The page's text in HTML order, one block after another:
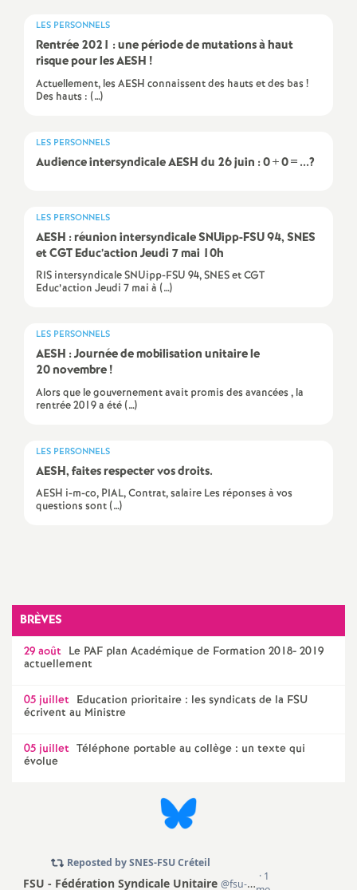
s
d
S
c
o
d
d
g
O
r
l
a
LES PERSONNELS
Rentrée 2021 : une période de mutations à haut
risque pour lesAESH !
Actuellement, les AESH connaissent des hauts et des bas !
Des hauts : (…)
LES PERSONNELS
Audience intersyndicaleAESHdu 26 juin : 0 + 0 = ...?
LES PERSONNELS
AESH : réunion intersyndicale SNUipp-FSU94,SNES
etCGTEduc’action Jeudi 7 mai 10h
RIS intersyndicale SNUipp-FSU 94, SNES et CGT
Educ’action Jeudi 7 mai à (…)
LES PERSONNELS
AESH : Journée de mobilisation unitaire le
20 novembre!
Alors que le gouvernement avait promis des avancées , la
rentrée 2019 a été (…)
LES PERSONNELS
AESH, faites respecter vos droits.
AESH i-m-co, PIAL, Contrat, salaire Les réponses à vos
questions sont (…)
BRÈVES
29 août Le PAF plan Académique de Formation 2018- 2019
actuellement
05 juillet Education prioritaire : les syndicats de la FSU
écrivent au Ministre
05 juillet Téléphone portable au collège : un texte qui
évolue